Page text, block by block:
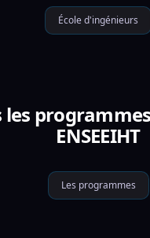
École d'ingénieurs
les
ENSEEIHT
Les programmes